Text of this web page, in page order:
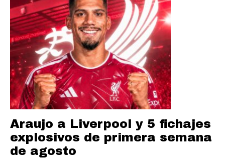
Araujo a Liverpool y 5 fichajes
explosivos de primera semana
de agosto